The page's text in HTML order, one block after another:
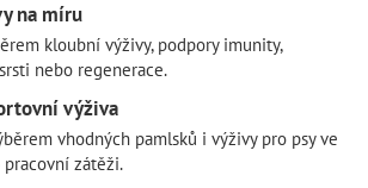
na míru
kloubní výživy, podpory imunity,
nebo regenerace.
výživa
vhodných pamlsků i výživy pro psy ve
zátěži.